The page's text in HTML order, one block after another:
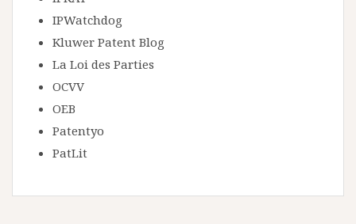
IPWatchdog
Kluwer Patent Blog
La Loi des Parties
OCVV
OEB
Patentyo
PatLit